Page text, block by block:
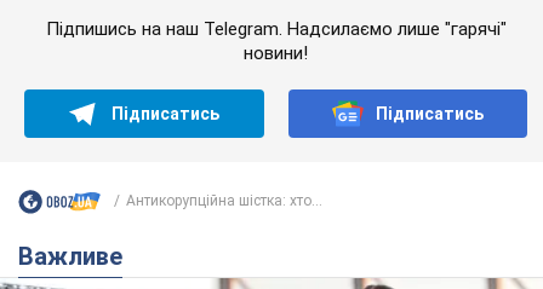
Підпишись на наш Telegram. Надсилаємо лише "гарячі"
новини!
Підписатись Підписатись
Антикорупційна шістка: хто...
Важливе